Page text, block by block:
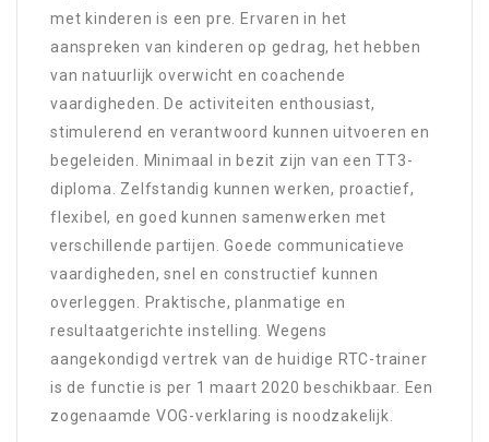
met kinderen is een pre. Ervaren in het
aanspreken van kinderen op gedrag, het hebben
van natuurlijk overwicht en coachende
vaardigheden. De activiteiten enthousiast,
stimulerend en verantwoord kunnen uitvoeren en
begeleiden. Minimaal in bezit zijn van een TT3-
diploma. Zelfstandig kunnen werken, proactief,
flexibel, en goed kunnen samenwerken met
verschillende partijen. Goede communicatieve
vaardigheden, snel en constructief kunnen
overleggen. Praktische, planmatige en
resultaatgerichte instelling. Wegens
aangekondigd vertrek van de huidige RTC-trainer
is de functie is per 1 maart 2020 beschikbaar. Een
zogenaamde VOG-verklaring is noodzakelijk.